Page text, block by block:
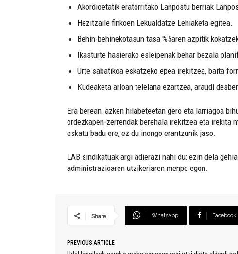
Akordioetatik eratorritako Lanpostu berriak
Hezitzaile finkoen Lekualdatze Lehiaketa egitea.
Behin-behinekotasun tasa %5aren azpitik
Ikasturte hasierako esleipenak behar bezala
Urte sabatikoa eskatzeko epea irekitzea, baita
Kudeaketa arloan telelana ezartzea, araudi
Era berean, azken hilabeteetan gero eta larriagoa
ordezkapen-zerrendak berehala irekitzea eta irekita
eskatu badu ere, ez du inongo erantzunik jaso.
LAB sindikatuak argi adierazi nahi du: ezin dela
administrazioaren utzikeriaren menpe egon.
Share WhatsApp Facebook
PREVIOUS ARTICLE